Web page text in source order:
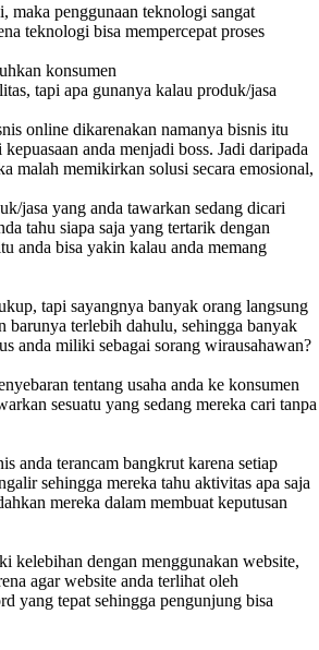
maka penggunaan teknologi sangat
teknologi bisa mempercepat proses
konsumen
tapi apa gunanya kalau produk/jasa
online dikarenakan namanya bisnis itu
anda menjadi boss. Jadi daripada
malah memikirkan solusi secara emosional,
jasa yang anda tawarkan sedang dicari
tahu siapa saja yang tertarik dengan
anda bisa yakin kalau anda memang
tapi sayangnya banyak orang langsung
barunya terlebih dahulu, sehingga banyak
anda miliki sebagai sorang wirausahawan?
tentang usaha anda ke konsumen
sesuatu yang sedang mereka cari tanpa
anda terancam bangkrut karena setiap
sehingga mereka tahu aktivitas apa saja
mereka dalam membuat keputusan
kelebihan dengan menggunakan website,
agar website anda terlihat oleh
yang tepat sehingga pengunjung bisa